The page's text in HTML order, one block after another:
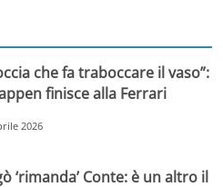
che fa traboccare il vaso”:
finisce alla Ferrari
2026
‘rimanda’ Conte: è un altro il